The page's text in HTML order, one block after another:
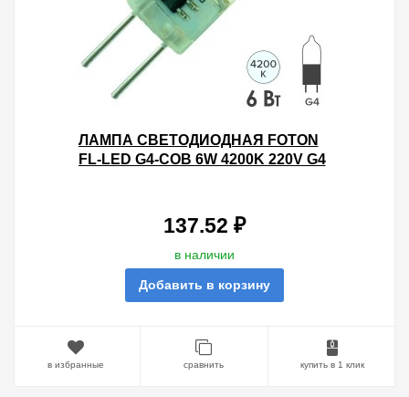
ЛАМПА СВЕТОДИОДНАЯ FOTON
FL-LED G4-COB 6W 4200K 220V G4
137.52 ₽
в наличии
Добавить в корзину
в избранные сравнить купить в 1 клик